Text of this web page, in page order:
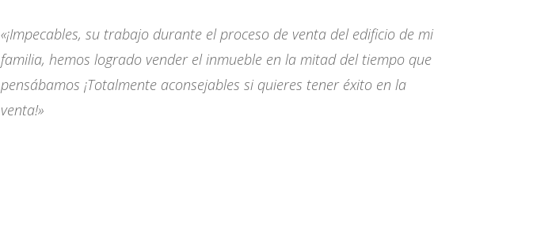
«¡Impecables, su trabajo durante el proceso de venta del edificio de mi
familia, hemos logrado vender el inmueble en la mitad del tiempo que
pensábamos ¡Totalmente aconsejables si quieres tener éxito en la
venta!»